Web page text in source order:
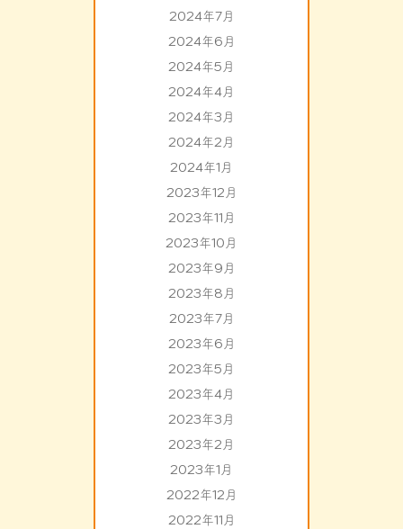
2024年7月
2024年6月
2024年5月
2024年4月
2024年3月
2024年2月
2024年1月
2023年12月
2023年11月
2023年10月
2023年9月
2023年8月
2023年7月
2023年6月
2023年5月
2023年4月
2023年3月
2023年2月
2023年1月
2022年12月
2022年11月